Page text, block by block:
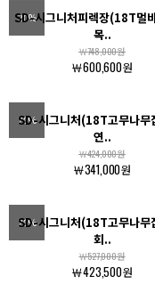
사무용3단책장
20%
SD-시그니처피렉장(18T멀
목..
￦748,000원
￦600,600원
20%
SD-시그니처(18T고무나무
연..
￦424,000원
￦341,000원
20%
SD-시그니처(18T고무나무
회..
￦527,000원
￦423,500원